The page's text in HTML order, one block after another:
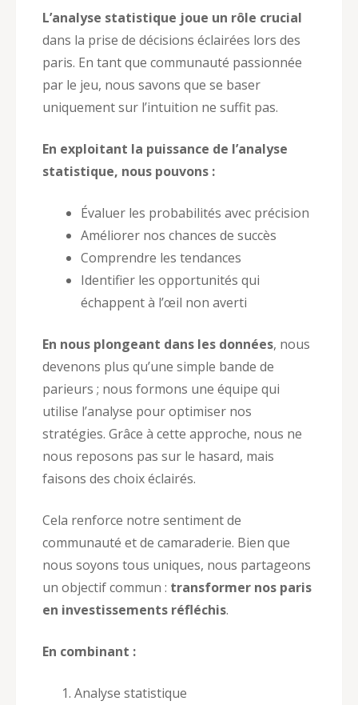
L’analyse statistique joue un rôle crucial
dans la prise de décisions éclairées lors des
paris. En tant que communauté passionnée
par le jeu, nous savons que se baser
uniquement sur l’intuition ne suffit pas.
En exploitant la puissance de l’analyse
statistique, nous pouvons :
Évaluer les probabilités avec précision
Améliorer nos chances de succès
Comprendre les tendances
Identifier les opportunités qui
échappent à l’œil non averti
En nous plongeant dans les données, nous
devenons plus qu’une simple bande de
parieurs ; nous formons une équipe qui
utilise l’analyse pour optimiser nos
stratégies. Grâce à cette approche, nous ne
nous reposons pas sur le hasard, mais
faisons des choix éclairés.
Cela renforce notre sentiment de
communauté et de camaraderie. Bien que
nous soyons tous uniques, nous partageons
un objectif commun : transformer nos paris
en investissements réfléchis.
En combinant :
Analyse statistique